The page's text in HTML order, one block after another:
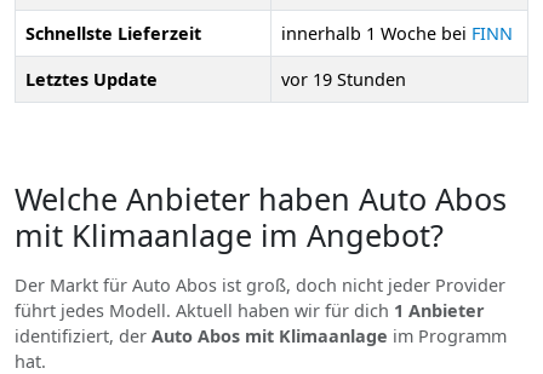
Schnellste Lieferzeit
innerhalb 1 Woche bei FINN
Letztes Update
vor 19 Stunden
Welche Anbieter haben Auto Abos
mit Klimaanlage im Angebot?
Der Markt für Auto Abos ist groß, doch nicht jeder Provider
führt jedes Modell. Aktuell haben wir für dich 1 Anbieter
identifiziert, der Auto Abos mit Klimaanlage im Programm
hat.